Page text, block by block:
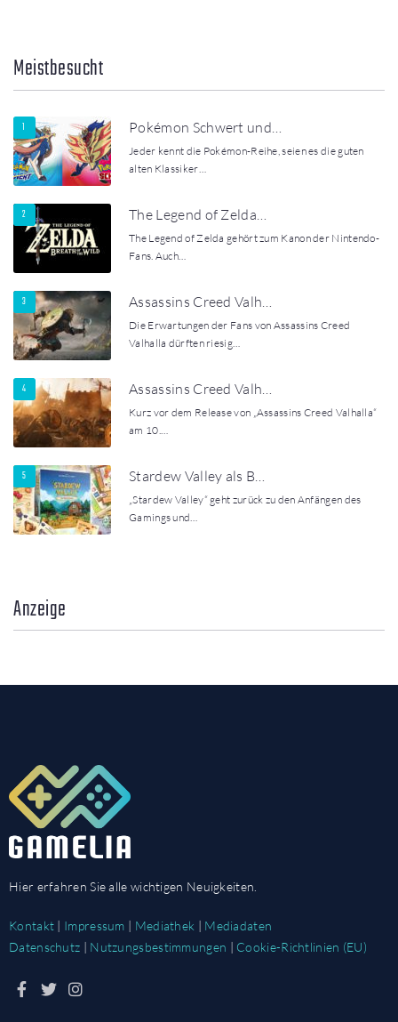
Meistbesucht
Pokémon Schwert und…
Jeder kennt die Pokémon-Reihe, seien es die guten
alten Klassiker…
The Legend of Zelda…
The Legend of Zelda gehört zum Kanon der Nintendo-
Fans. Auch…
Assassins Creed Valh…
Die Erwartungen der Fans von Assassins Creed
Valhalla dürften riesig…
Assassins Creed Valh…
Kurz vor dem Release von „Assassins Creed Valhalla“
am 10.…
Stardew Valley als B…
„Stardew Valley“ geht zurück zu den Anfängen des
Gamings und…
Anzeige
Hier erfahren Sie alle wichtigen Neuigkeiten.
Kontakt | Impressum | Mediathek | Mediadaten
Datenschutz | Nutzungsbestimmungen | Cookie-Richtlinien (EU)